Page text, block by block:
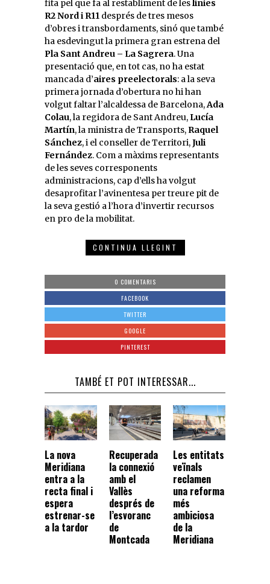
fita pel que fa al restabliment de leslínies
R2 Nord i R11 després de tres mesos
d’obres i transbordaments, sinó que també
ha esdevingut la primera gran estrena del
Pla Sant Andreu – La Sagrera. Una
presentació que, en tot cas, no ha estat
mancada d’aires preelectorals: a la seva
primera jornada d’obertura no hi han
volgut faltar l’alcaldessa de Barcelona,Ada
Colau, la regidora de Sant Andreu, Lucía
Martín, la ministra de Transports, Raquel
Sánchez, i el conseller de Territori,Juli
Fernández. Com a màxims representants
de les seves corresponents
administracions, cap d’ells ha volgut
desaprofitar l’avinentesa per treure pit de
la seva gestió a l’hora d’invertir recursos
en pro de la mobilitat.
CONTINUA LLEGINT
0 COMENTARIS
FACEBOOK
TWITTER
GOOGLE
PINTEREST
TAMBÉ ET POT INTERESSAR...
La nova
Meridiana
entra a la
recta final i
espera
estrenar-se
a la tardor
Recuperada
la connexió
amb el
Vallès
després de
l’esvoranc
de
Montcada
Les entitats
veïnals
reclamen
una reforma
més
ambiciosa
de la
Meridiana